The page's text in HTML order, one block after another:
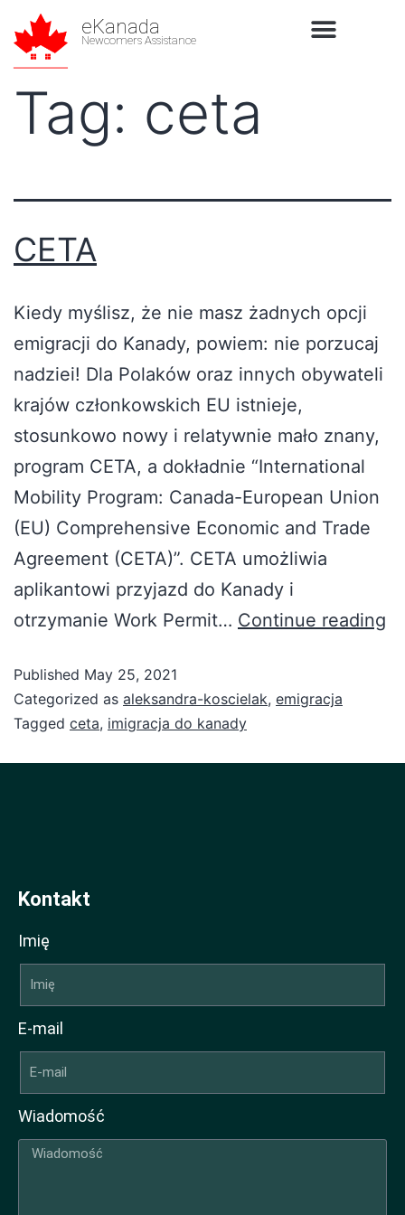
eKanada
Newcomers Assistance
Tag: ceta
CETA
Kiedy myślisz, że nie masz żadnych opcji
emigracji do Kanady, powiem: nie porzucaj
nadziei! Dla Polaków oraz innych obywateli
krajów członkowskich EU istnieje,
stosunkowo nowy i relatywnie mało znany,
program CETA, a dokładnie “International
Mobility Program: Canada-European Union
(EU) Comprehensive Economic and Trade
Agreement (CETA)”. CETA umożliwia
aplikantowi przyjazd do Kanady i
otrzymanie Work Permit… Continue reading
Published May 25, 2021
Categorized as aleksandra-koscielak, emigracja
Tagged ceta, imigracja do kanady
Kontakt
Imię
E-mail
Wiadomość